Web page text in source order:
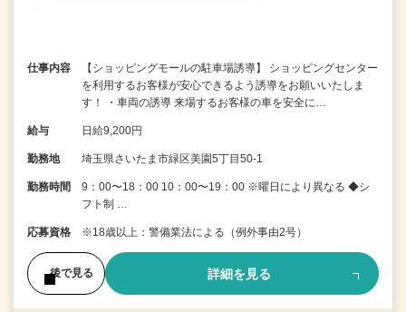
仕事内容
【ショッピングモールの駐車場誘導】 ショッピングセンター
を利用するお客様が安心できるよう誘導をお願いいたしま
す！ ・車両の誘導 来場するお客様の車を安全に…
給与 日給9,200円
勤務地 埼玉県さいたま市緑区美園5丁目50-1
勤務時間
9：00〜18：00 10：00〜19：00 ※曜日により異なる ◆シ
フト制 …
応募資格 ※18歳以上：警備業法による（例外事由2号）
後で見る 詳細を見る